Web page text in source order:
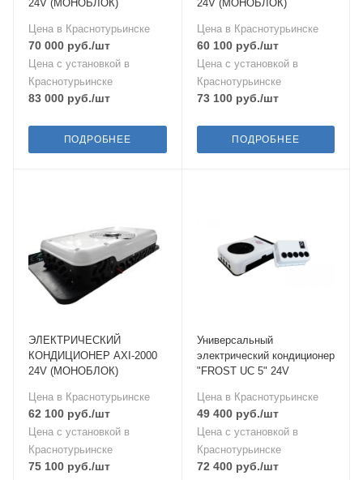
24V (МОНОБЛОК)
Цена в Краснотурьинске
70 000 руб./шт
Цена с установкой в
Краснотурьинске
83 000 руб./шт
ПОДРОБНЕЕ
24V (МОНОБЛОК)
Цена в Краснотурьинске
60 100руб./шт
Цена с установкой в
Краснотурьинске
73 100руб./шт
ПОДРОБНЕЕ
ЭЛЕКТРИЧЕСКИЙ
КОНДИЦИОНЕР AXI-2000
24V (МОНОБЛОК)
Цена в Краснотурьинске
62 100 руб./шт
Цена с установкой в
Краснотурьинске
75 100 руб./шт
Универсальный
электрический кондиционер
"FROST UC 5" 24V
Цена в Краснотурьинске
49 400руб./шт
Цена с установкой в
Краснотурьинске
72 400руб./шт